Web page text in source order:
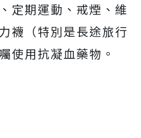
定期運動、戒煙、維
襪（特別是長途旅行
使用抗凝血藥物。